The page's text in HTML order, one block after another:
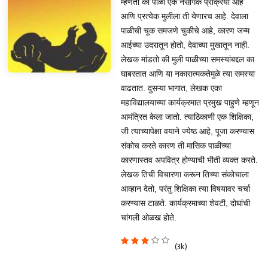
आणि प्रत्येक मुलीला ती येणारच आहे. देवाला
पाळीची चूक समजणे चुकीचे आहे, कारण जन्म
आईच्या उदरातून होतो, देवाच्या मुखातून नाही.
लेखक मांडतो की मुली पाळीच्या समस्यांबद्दल का
घाबरतात आणि या नकारात्मकतेमुळे त्या समस्या
वाढतात. दुसऱ्या भागात, लेखक एका
महाविद्यालयाच्या कार्यक्रमात प्रमुख पाहुणे म्हणून
आमंत्रित केला जातो. त्याठिकाणी एक शिक्षिका,
जी त्याच्यापेक्षा वयाने ज्येष्ठ आहे, पूजा करण्यास
संकोच करते कारण ती मासिक पाळीच्या
कारणास्तव अपवित्र होण्याची भीती व्यक्त करते.
लेखक तिची विचारणा करून तिच्या संकोचाला
आव्हान देतो, परंतु शिक्षिका त्या विषयावर चर्चा
करण्यास टाळते. कार्यक्रमाच्या शेवटी, दोघांची
चांगली ओळख होते.
(3k)